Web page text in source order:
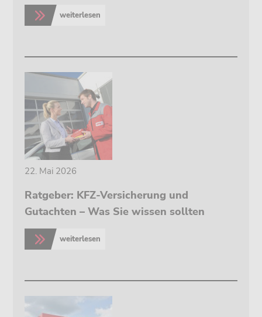
> weiterlesen
22. Mai 2026
Ratgeber: KFZ-Versicherung und
Gutachten – Was Sie wissen sollten
> weiterlesen